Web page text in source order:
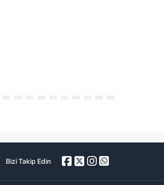
Bizi Takip Edin